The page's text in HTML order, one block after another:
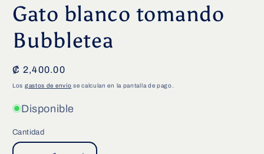
Gato blanco tomando
Bubbletea
Precio
habitual
₡ 2,400.00
Los gastos de envío se calculan en la pantalla de pago.
Disponible
Cantidad
Cantidad